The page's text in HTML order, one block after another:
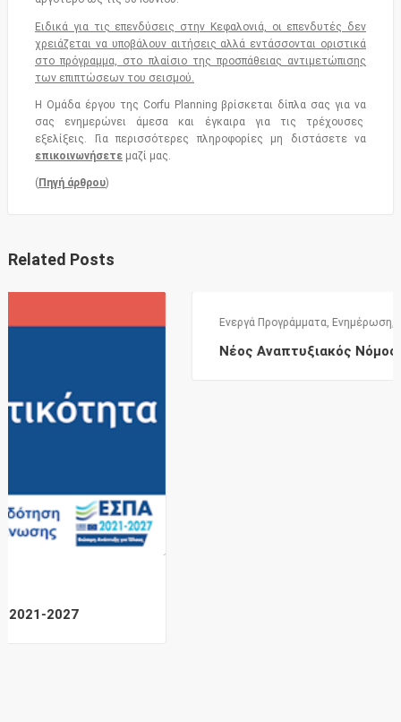
Ειδικά για τις επενδύσεις στην Κεφαλονιά, οι επενδυτές δεν
χρειάζεται να υποβάλουν αιτήσεις αλλά εντάσσονται οριστικά
στο πρόγραμμα, στο πλαίσιο της προσπάθειας αντιμετώπισης
των επιπτώσεων του σεισμού.
Η Ομάδα έργου της Corfu Planning βρίσκεται δίπλα σας για να
σας ενημερώνει άμεσα και έγκαιρα για τις τρέχουσες
εξελίξεις. Για περισσότερες πληροφορίες μη διστάσετε να
επικοινωνήσετε μαζί μας.
( Πηγή άρθρου)
Related Posts
Ενεργά Προγράμματα Ενημέρωση,Επιδοτήσεις
Νέος Αναπτυξιακός Νόμος